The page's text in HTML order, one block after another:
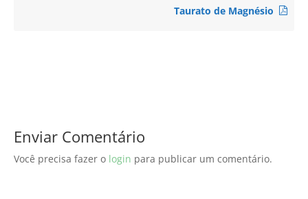
Taurato de Magnésio
Enviar Comentário
Você precisa fazer o login para publicar um comentário.